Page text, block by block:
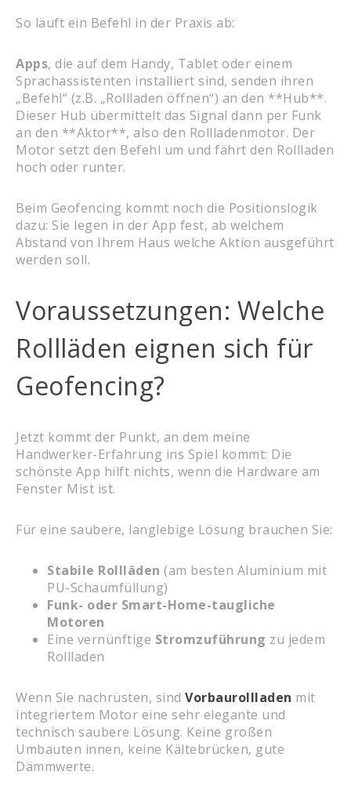
So läuft ein Befehl in der Praxis ab:
Apps, die auf dem Handy, Tablet oder einem
Sprachassistenten installiert sind, senden ihren
„Befehl“ (z.B. „Rollladen öffnen“) an den **Hub**.
Dieser Hub übermittelt das Signal dann per Funk
an den **Aktor**, also den Rollladenmotor. Der
Motor setzt den Befehl um und fährt den Rollladen
hoch oder runter.
Beim Geofencing kommt noch die Positionslogik
dazu: Sie legen in der App fest, ab welchem
Abstand von Ihrem Haus welche Aktion ausgeführt
werden soll.
Voraussetzungen: Welche
Rollläden eignen sich für
Geofencing?
Jetzt kommt der Punkt, an dem meine
Handwerker-Erfahrung ins Spiel kommt: Die
schönste App hilft nichts, wenn die Hardware am
Fenster Mist ist.
Für eine saubere, langlebige Lösung brauchen Sie:
Stabile Rollläden (am besten Aluminium mit
PU-Schaumfüllung)
Funk- oder Smart-Home-taugliche
Motoren
Eine vernünftige Stromzuführung zu jedem
Rollladen
Wenn Sie nachrüsten, sind Vorbaurollladen mit
integriertem Motor eine sehr elegante und
technisch saubere Lösung. Keine großen
Umbauten innen, keine Kältebrücken, gute
Dämmwerte.